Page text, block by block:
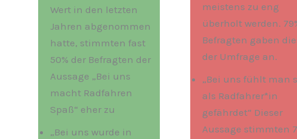
Wert in den letzten
Jahren abgenommen
hatte, stimmten fast
50% der Befragten der
Aussage „Bei uns
macht Radfahren
Spaß“ eher zu
„Bei uns wurde in
meistens zu eng
überholt werden.
Befragten gaben
der Umfrage an.
„Bei uns fühlt man
als Radfahrer*in
gefährdet“ Dieser
Aussage stimmten